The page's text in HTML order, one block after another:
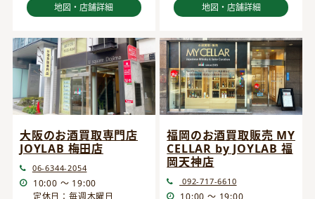
地図・店舗詳細 地図・店舗詳細
大阪のお酒買取専門店
JOYLAB 梅田店
06-6344-2054
10:00 ～ 19:00
定休日：毎週木曜日
福岡のお酒買取販売 MY
CELLAR by JOYLAB 福
岡天神店
092-717-6610
10:00 ～ 19:00